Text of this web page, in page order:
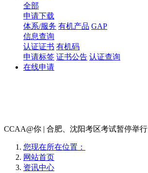
全部
申请下载
体系/服务 有机产品 GAP
信息查询
认证证书 有机码
申请标签 证书公告 认证查询
在线申请
CCAA@你 | 合肥、沈阳考区考试暂停举行
您现在所在位置：
网站首页
资讯中心